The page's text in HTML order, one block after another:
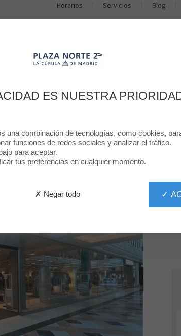
Horarios Servicios Blog
DE AGOSTO
ES NUESTRA
una combinación de tecnologías, como cookies,
funciones de redes sociales y analizar el tráfico.
para aceptar.
tus preferencias en cualquier momento.
✓
✗ Negar todo